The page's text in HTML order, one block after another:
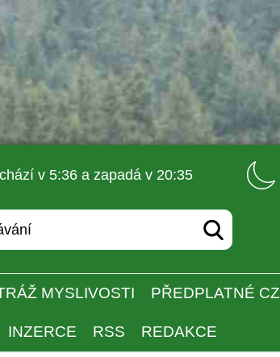
v 5:36 a zapadá v 20:35
MYSLIVOSTI PŘEDPLATNÉ CZ
INZERCE RSS REDAKCE